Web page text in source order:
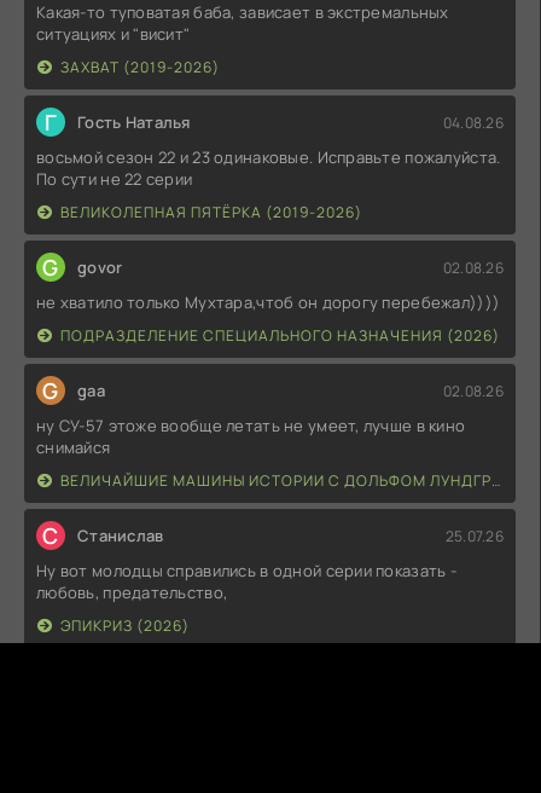
Какая-то туповатая баба, зависает в экстремальных
ситуациях и "висит"
ЗАХВАТ (2019-2026)
Г Гость Наталья 04.08.26
восьмой сезон 22 и 23 одинаковые. Исправьте пожалуйста.
По сути не 22 серии
ВЕЛИКОЛЕПНАЯ ПЯТЁРКА (2019-2026)
G govor 02.08.26
не хватило только Мухтара,чтоб он дорогу перебежал))))
ПОДРАЗДЕЛЕНИЕ СПЕЦИАЛЬНОГО НАЗНАЧЕНИЯ (2026)
G gaa 02.08.26
ну СУ-57 этоже вообще летать не умеет, лучше в кино
снимайся
ВЕЛИЧАЙШИЕ МАШИНЫ ИСТОРИИ С ДОЛЬФОМ ЛУНДГРЕНОМ (2026)
С Станислав 25.07.26
Ну вот молодцы справились в одной серии показать -
любовь, предательство,
ЭПИКРИЗ (2026)